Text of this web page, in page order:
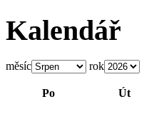
Kalendář
měsíc rok
Po Út